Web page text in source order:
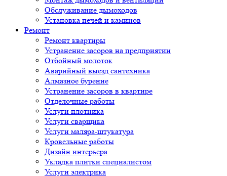
Обслуживание дымоходов
Установка печей и каминов
Ремонт
Ремонт квартиры
Устранение засоров на предприятии
Отбойный молоток
Аварийный выезд сантехника
Алмазное бурение
Устранение засоров в квартире
Отделочные работы
Услуги плотника
Услуги сварщика
Услуги маляра-штукатура
Кровельные работы
Дизайн интерьера
Укладка плитки специалистом
Услуги электрика